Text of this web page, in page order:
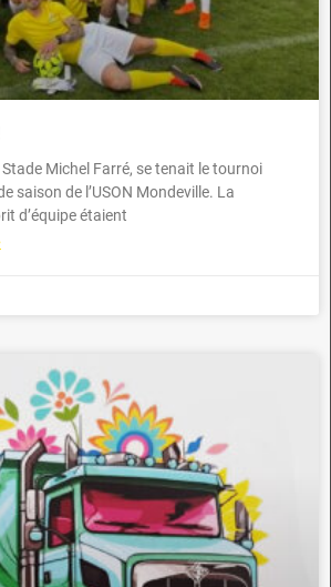
Michel Farré, se tenait le tournoi
saison de l’USON Mondeville. La
d’équipe étaient